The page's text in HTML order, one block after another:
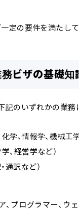
一定の要件を満た
務ビザの基礎知
記のいずれかの業
学、情報学、機械工
、経営学など）
通訳など）
プログラマー、ウ